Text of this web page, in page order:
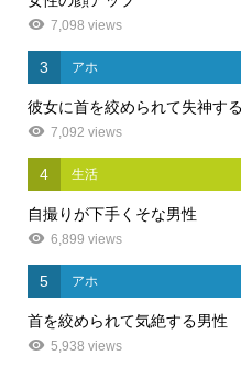
7,098 views
3 アホ
彼女に首を絞められて失神す
7,092 views
4 生活
自撮りが下手くそな男性
6,899 views
5 アホ
首を絞められて気絶する男性
5,938 views